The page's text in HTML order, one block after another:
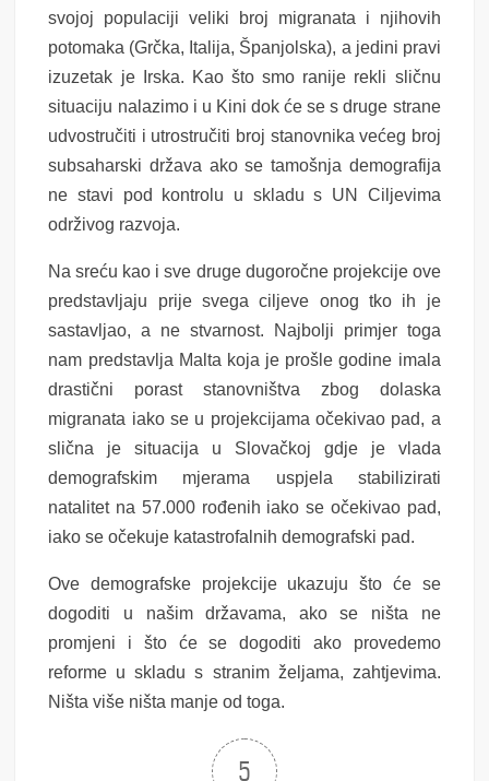
svojoj populaciji veliki broj migranata i njihovih
potomaka (Grčka, Italija, Španjolska), a jedini pravi
izuzetak je Irska. Kao što smo ranije rekli sličnu
situaciju nalazimo i u Kini dok će se s druge strane
udvostručiti i utrostručiti broj stanovnika većeg broj
subsaharski država ako se tamošnja demografija
ne stavi pod kontrolu u skladu s UN Ciljevima
održivog razvoja.
Na sreću kao i sve druge dugoročne projekcije ove
predstavljaju prije svega ciljeve onog tko ih je
sastavljao, a ne stvarnost. Najbolji primjer toga
nam predstavlja Malta koja je prošle godine imala
drastični porast stanovništva zbog dolaska
migranata iako se u projekcijama očekivao pad, a
slična je situacija u Slovačkoj gdje je vlada
demografskim mjerama uspjela stabilizirati
natalitet na 57.000 rođenih iako se očekivao pad,
iako se očekuje katastrofalnih demografski pad.
Ove demografske projekcije ukazuju što će se
dogoditi u našim državama, ako se ništa ne
promjeni i što će se dogoditi ako provedemo
reforme u skladu s stranim željama, zahtjevima.
Ništa više ništa manje od toga.
5